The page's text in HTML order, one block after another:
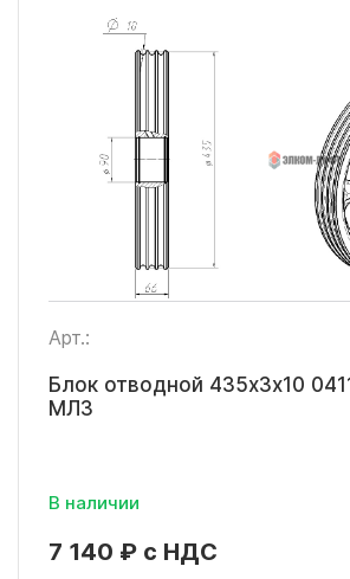
Арт.:
Блок отводной 435х3х10
МЛЗ
В наличии
7 140 ₽ с НДС